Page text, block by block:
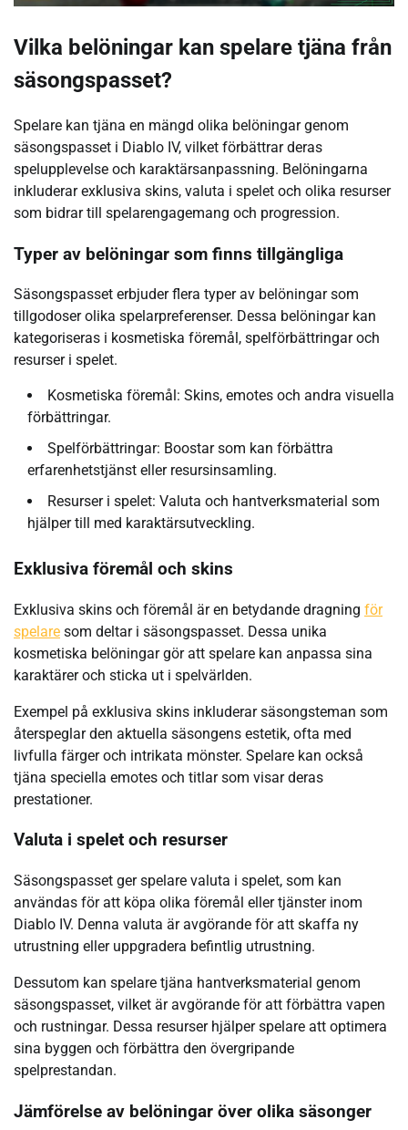
Vilka belöningar kan spelare tjäna från
säsongspasset?
Spelare kan tjäna en mängd olika belöningar genom
säsongspasset i Diablo IV, vilket förbättrar deras
spelupplevelse och karaktärsanpassning. Belöningarna
inkluderar exklusiva skins, valuta i spelet och olika resurser
som bidrar till spelarengagemang och progression.
Typer av belöningar som finns tillgängliga
Säsongspasset erbjuder flera typer av belöningar som
tillgodoser olika spelarpreferenser. Dessa belöningar kan
kategoriseras i kosmetiska föremål, spelförbättringar och
resurser i spelet.
Kosmetiska föremål: Skins, emotes och andra visuella
förbättringar.
Spelförbättringar: Boostar som kan förbättra
erfarenhetstjänst eller resursinsamling.
Resurser i spelet: Valuta och hantverksmaterial som
hjälper till med karaktärsutveckling.
Exklusiva föremål och skins
Exklusiva skins och föremål är en betydande dragning för
spelare som deltar i säsongspasset. Dessa unika
kosmetiska belöningar gör att spelare kan anpassa sina
karaktärer och sticka ut i spelvärlden.
Exempel på exklusiva skins inkluderar säsongsteman som
återspeglar den aktuella säsongens estetik, ofta med
livfulla färger och intrikata mönster. Spelare kan också
tjäna speciella emotes och titlar som visar deras
prestationer.
Valuta i spelet och resurser
Säsongspasset ger spelare valuta i spelet, som kan
användas för att köpa olika föremål eller tjänster inom
Diablo IV. Denna valuta är avgörande för att skaffa ny
utrustning eller uppgradera befintlig utrustning.
Dessutom kan spelare tjäna hantverksmaterial genom
säsongspasset, vilket är avgörande för att förbättra vapen
och rustningar. Dessa resurser hjälper spelare att optimera
sina byggen och förbättra den övergripande
spelprestandan.
Jämförelse av belöningar över olika säsonger